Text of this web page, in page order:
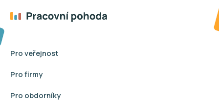
Pro veřejnost
Pro firmy
Pro obdorníky